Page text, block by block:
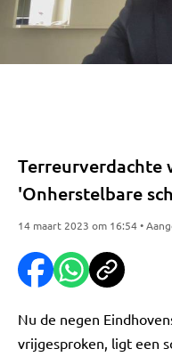
Terreurverdachte
'Onherstelbare
14 maart 2023 om 16:54 •
Nu de negen
vrijgesproken, ligt een